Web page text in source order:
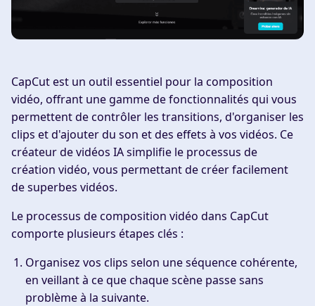
CapCut est un outil essentiel pour la composition
vidéo, offrant une gamme de fonctionnalités qui vous
permettent de contrôler les transitions, d'organiser les
clips et d'ajouter du son et des effets à vos vidéos. Ce
créateur de vidéos IA simplifie le processus de
création vidéo, vous permettant de créer facilement
de superbes vidéos.
Le processus de composition vidéo dans CapCut
comporte plusieurs étapes clés :
Organisez vos clips selon une séquence cohérente,
en veillant à ce que chaque scène passe sans
problème à la suivante.